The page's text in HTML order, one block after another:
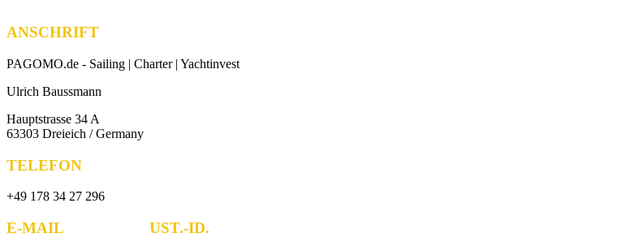
ANSCHRIFT
PAGOMO.de - Sailing | Charter | Yachtinvest
Ulrich Baussmann
Hauptstrasse 34 A
63303 Dreieich / Germany
TELEFON
+49 178 34 27 296
E-MAIL UST.-ID.